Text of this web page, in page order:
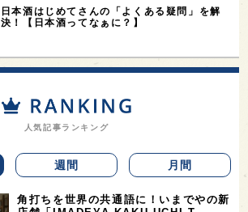
日本酒はじめてさんの「よくある疑問」を解
決！【日本酒ってなぁに？】
人気記事ランキング
週間 月間
角打ちを世界の共通語に！いまでやの新